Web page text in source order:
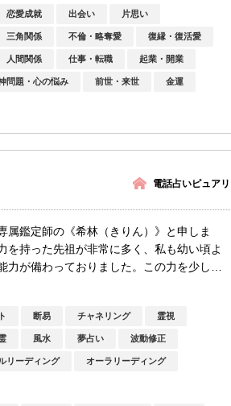
恋愛成就 出会い 片思い
三角関係 不倫・略奪愛 復縁・復活愛
人間関係 仕事・転職 起業・開業
問題・心の悩み 前世・来世 金運
電話占いピュアリ
属鑑定師の《希林（きりん）》と申しま
を持った先祖が非常に多く、私も幼い頃よ
力が備わっておりました。この力を少しで
断易 チャネリング 霊視
風水 夢占い 波動修正
リーディング オーラリーディング